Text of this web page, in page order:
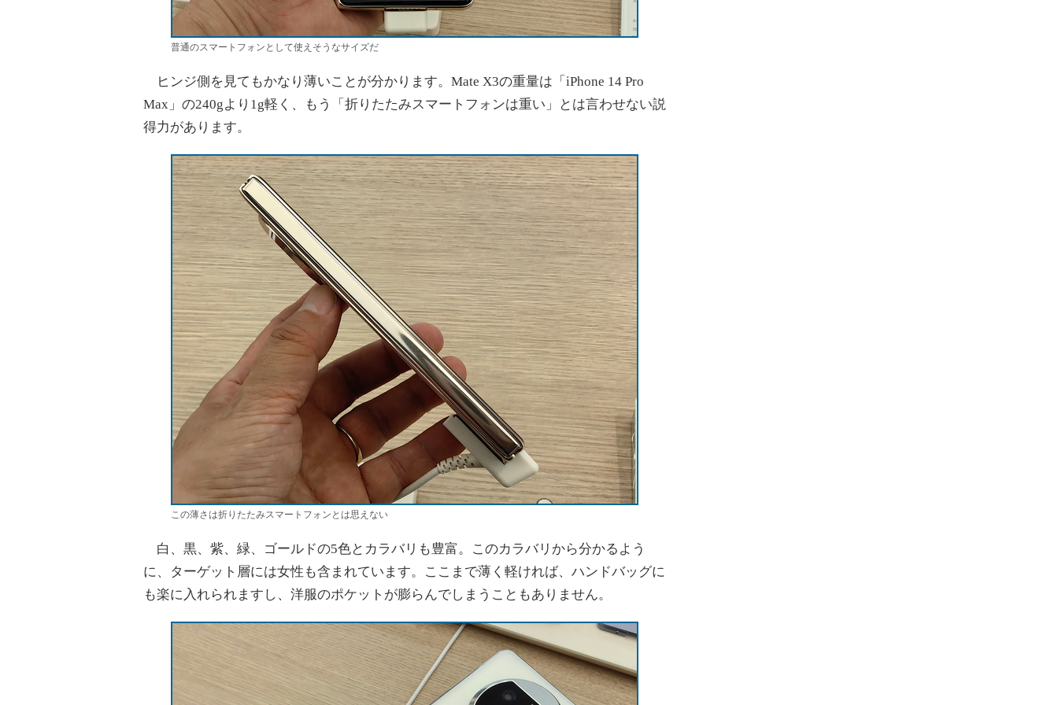
普通のスマートフォンとして使えそうなサイズだ
ヒンジ側を見てもかなり薄いことが分かります。Mate X3の重量は「iPhone 14 Pro
Max」の240gより1g軽く、もう「折りたたみスマートフォンは重い」とは言わせない説
得力があります。
この薄さは折りたたみスマートフォンとは思えない
白、黒、紫、緑、ゴールドの5色とカラバリも豊富。このカラバリから分かるよう
に、ターゲット層には女性も含まれています。ここまで薄く軽ければ、ハンドバッグに
も楽に入れられますし、洋服のポケットが膨らんでしまうこともありません。